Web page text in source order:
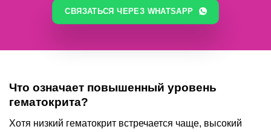
СВЯЗАТЬСЯ ЧЕРЕЗ WHATSAPP
Что означает повышенный уровень
гематокрита?
Хотя низкий гематокрит встречается чаще, высокий